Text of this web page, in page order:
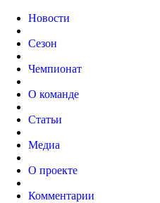
Новости
Сезон
Чемпионат
О команде
Статьи
Медиа
О проекте
Комментарии